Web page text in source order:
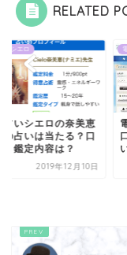
RELATED
いシエロ
占いシエロの占いの
ミ評判は？当たる占
の先生もチェック！
2019年6月15日